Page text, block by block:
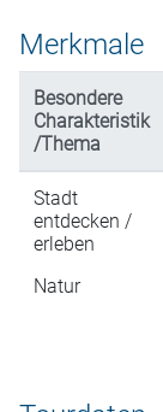
Merkmale
Besondere
Charakteristik
/Thema
Stadt
entdecken /
erleben
Natur